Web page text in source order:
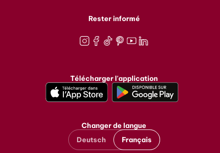
Rester informé
Télécharger l'application
Changer de langue
Deutsch
Français